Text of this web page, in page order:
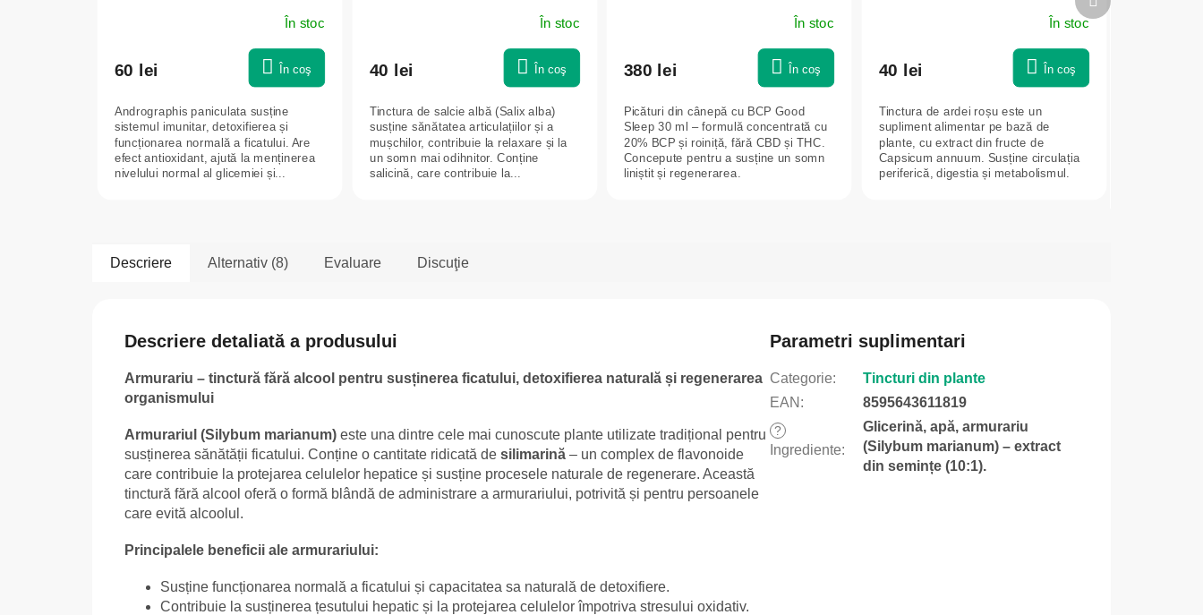
În stoc
60 lei În coş
Andrographis paniculata susține
sistemul imunitar, detoxifierea și
funcționarea normală a ficatului. Are
efect antioxidant, ajută la menținerea
nivelului normal al glicemiei și...
În stoc
40 lei În coş
Tinctura de salcie albă (Salix alba)
susține sănătatea articulațiilor și a
mușchilor, contribuie la relaxare și la
un somn mai odihnitor. Conține
salicină, care contribuie la...
În stoc
380 lei În coş
Picături din cânepă cu BCP Good
Sleep 30 ml – formulă concentrată cu
20% BCP și roiniță, fără CBD și THC.
Concepute pentru a susține un somn
liniștit și regenerarea.
În stoc
40 lei În coş
Tinctura de ardei roșu este un
supliment alimentar pe bază de
plante, cu extract din fructe de
Capsicum annuum. Susține circulația
periferică, digestia și metabolismul.
următor
Descriere Alternativ (8) Evaluare Discuţie
Descriere detaliată a produsului
Armurariu – tinctură fără alcool pentru susținerea ficatului, detoxifierea naturală și regenerarea
organismului
Armurariul (Silybum marianum) este una dintre cele mai cunoscute plante utilizate tradițional pentru
susținerea sănătății ficatului. Conține o cantitate ridicată de silimarină – un complex de flavonoide
care contribuie la protejarea celulelor hepatice și susține procesele naturale de regenerare. Această
tinctură fără alcool oferă o formă blândă de administrare a armurariului, potrivită și pentru persoanele
care evită alcoolul.
Principalele beneficii ale armurariului:
Susține funcționarea normală a ficatului și capacitatea sa naturală de detoxifiere.
Contribuie la susținerea țesutului hepatic și la protejarea celulelor împotriva stresului oxidativ.
Parametri suplimentari
Categorie:
Tincturi din plante
EAN : 8595643611819
?
Ingrediente:
Glicerină, apă, armurariu
(Silybum marianum) – extract
din semințe (10:1).